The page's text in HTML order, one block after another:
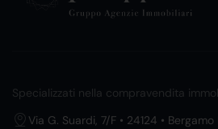
Specializzati nella compravendita
Via G. Suardi, 7/F • 24124 • Bergamo